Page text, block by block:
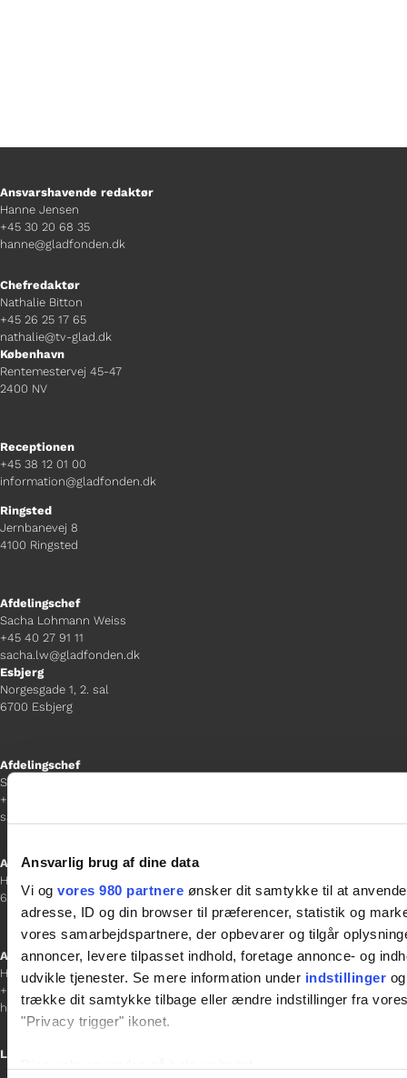
Ansvarlig brug af dine data
Vi og vores 980 partnere ønsker dit samtykke til at
adresse, ID og din browser til præferencer, statistik og
vores samarbejdspartnere, der opbevarer og tilgår
annoncer, levere tilpasset indhold, foretage annonce- og
udvikle tjenester. Se mere information under indstillinger
trække dit samtykke tilbage eller ændre indstillinger fra
"Privacy trigger" ikonet.
Ansvarshavende redaktør
Hanne Jensen
+45 30 20 68 35
hanne@gladfonden.dk
Chefredaktør
Nathalie Bitton
+45 26 25 17 65
nathalie@tv-glad.dk
København
Rentemestervej 45-47
2400 NV
Receptionen
+45 38 12 01 00
information@gladfonden.dk
Ringsted
Jernbanevej 8
4100 Ringsted
Afdelingschef
Sacha Lohmann Weiss
+45 40 27 91 11
sacha.lw@gladfonden.dk
Esbjerg
Norgesgade 1, 2. sal
6700 Esbjerg
Afdelingschef
Sanne Hansen
+45 23 69 19 35
sanne.h@gladfonden.dk
Aabenraa
H P Hanssens Gade 23, 2.
6200 Aabenraa
Afdelingschef
Helene Teichert
+45 29 37 32 41
helene.t@gladfonden.dk
Links